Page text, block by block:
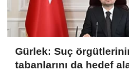
Gürlek: Suç
tabanlarını da hedef